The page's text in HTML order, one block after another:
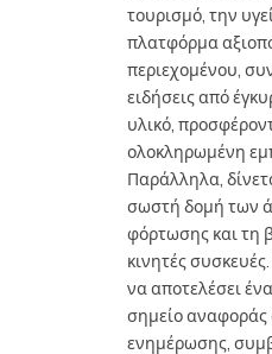
τουρισμό, την
πλατφόρμα
περιεχομένου,
ειδήσεις από
υλικό,
ολοκληρωμένη
Παράλληλα,
σωστή δομή των
φόρτωσης και τη
κινητές
να αποτελέσει
σημείο
ενημέρωσης,